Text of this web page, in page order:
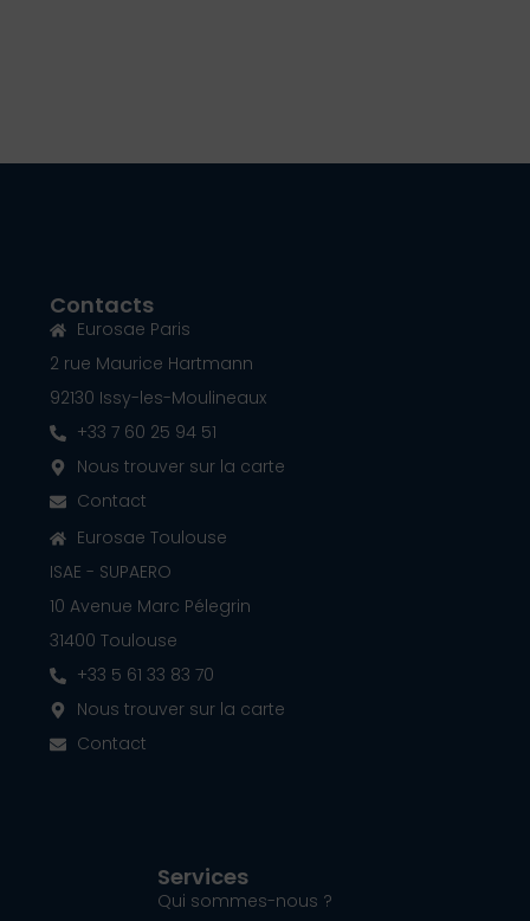
Services
Qui sommes-nous ?
Contacts
Eurosae Paris
2 rue Maurice Hartmann
92130 Issy-les-Moulineaux
+33 7 60 25 94 51
Nous trouver sur la carte
Contact
Eurosae Toulouse
ISAE - SUPAERO
10 Avenue Marc Pélegrin
31400 Toulouse
+33 5 61 33 83 70
Nous trouver sur la carte
Contact